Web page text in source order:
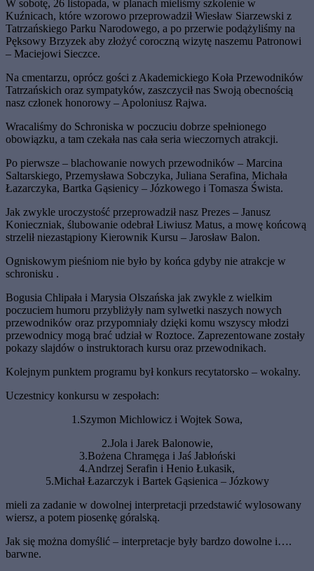
W sobotę, 26 listopada, w planach mieliśmy szkolenie w
Kuźnicach, które wzorowo przeprowadził Wiesław Siarzewski z
Tatrzańskiego Parku Narodowego, a po przerwie podążyliśmy na
Pęksowy Brzyzek aby złożyć coroczną wizytę naszemu Patronowi
– Maciejowi Sieczce.
Na cmentarzu, oprócz gości z Akademickiego Koła Przewodników
Tatrzańskich oraz sympatyków, zaszczycił nas Swoją obecnością
nasz członek honorowy – Apoloniusz Rajwa.
Wracaliśmy do Schroniska w poczuciu dobrze spełnionego
obowiązku, a tam czekała nas cała seria wieczornych atrakcji.
Po pierwsze – blachowanie nowych przewodników – Marcina
Saltarskiego, Przemysława Sobczyka, Juliana Serafina, Michała
Łazarczyka, Bartka Gąsienicy – Józkowego i Tomasza Śwista.
Jak zwykle uroczystość przeprowadził nasz Prezes – Janusz
Konieczniak, ślubowanie odebrał Liwiusz Matus, a mowę końcową
strzelił niezastąpiony Kierownik Kursu – Jarosław Balon.
Ogniskowym pieśniom nie było by końca gdyby nie atrakcje w
schronisku .
Bogusia Chlipała i Marysia Olszańska jak zwykle z wielkim
poczuciem humoru przybliżyły nam sylwetki naszych nowych
przewodników oraz przypomniały dzięki komu wszyscy młodzi
przewodnicy mogą brać udział w Roztoce. Zaprezentowane zostały
pokazy slajdów o instruktorach kursu oraz przewodnikach.
Kolejnym punktem programu był konkurs recytatorsko – wokalny.
Uczestnicy konkursu w zespołach:
1.Szymon Michlowicz i Wojtek Sowa,
2.Jola i Jarek Balonowie,
3.Bożena Chramęga i Jaś Jabłoński
4.Andrzej Serafin i Henio Łukasik,
5.Michał Łazarczyk i Bartek Gąsienica – Józkowy
mieli za zadanie w dowolnej interpretacji przedstawić wylosowany
wiersz, a potem piosenkę góralską.
Jak się można domyślić – interpretacje były bardzo dowolne i….
barwne.